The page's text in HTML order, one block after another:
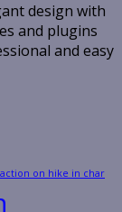
design with
and plugins
and easy
action on hike in char